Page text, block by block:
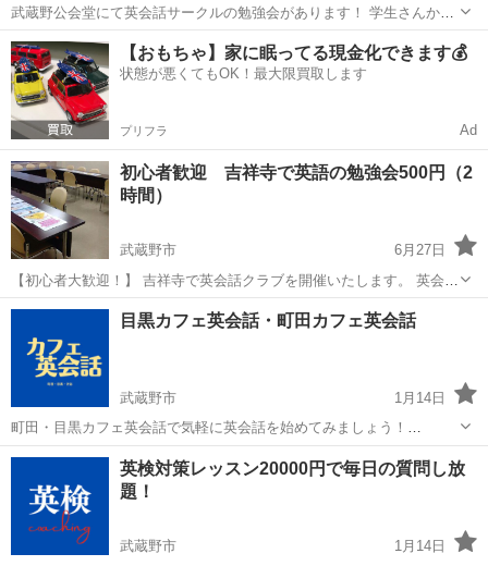
武蔵野公会堂にて英会話サークルの勉強会があります！ 学生さんから
主婦の方まで、毎回多くの方が集まる英会話サークルです。新年度に
伴い、新しい仲間を募集中です。 500円で2時間たっぷり英語でおしゃ
べりできます！ ■勉...
東京 武蔵野市 英会話 サークル
【おもちゃ】家に眠ってる現金化できます💰
状態が悪くてもOK！最大限買取します
プリフラ Ad
初心者歓迎 吉祥寺で英語の勉強会500円（2
時間）
武蔵野市
6月27日
【初心者大歓迎！】 吉祥寺で英会話クラブを開催いたします。 英会話
を始めようと考えているけれど英会話スクールでは 敷居が高すぎると
思っているみなさん、気軽に英会話しませんか？ 同じく英語を勉強し
ている様々...
東京 武蔵野市 敷居
目黒カフェ英会話・町田カフェ英会話
武蔵野市
1月14日
町田・目黒カフェ英会話で気軽に英会話を始めてみましょう！
https://japancafeeikaiwa.com/location/ 新しく開催希望のエリアもあれ
ば、ご連絡いただけますと幸いです。 よろしくお...
東京 武蔵野市 英会話
英検対策レッスン20000円で毎日の質問し放
題！
武蔵野市 1月14日